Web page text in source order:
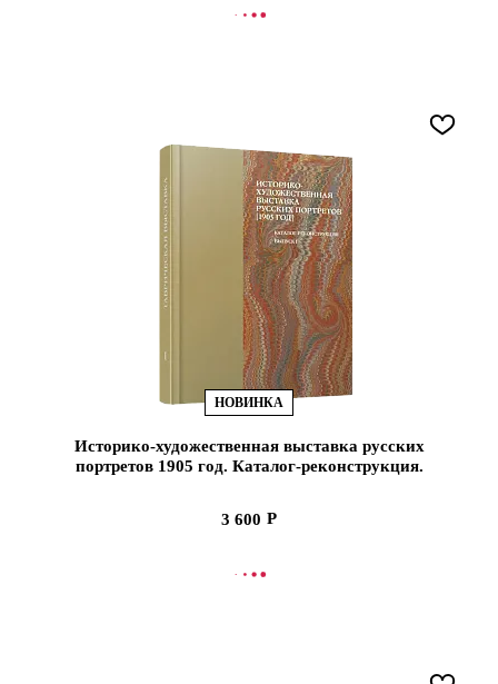
В КОРЗИНУ
НОВИНКА
Историко-художественная выставка русских
портретов 1905 год. Каталог-реконструкция.
3 600
В КОРЗИНУ